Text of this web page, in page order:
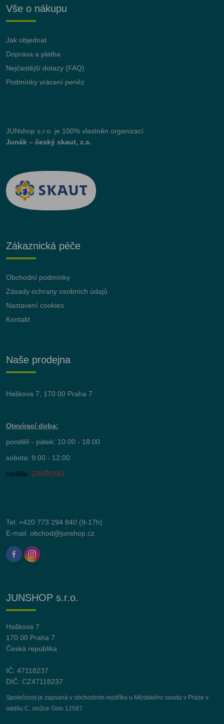
Vše o nákupu
Jak objednat
Doprava a platba
Nejčastější dotazy (FAQ)
Podmínky vrácení peněz
JUNshop s.r.o.
je 100% vlastněn organizací
Junák – český skaut, z.s.
Zákaznická péče
Obchodní podmínky
Zásady ochrany osobních údajů
Nastavení cookies
Kontakt
Naše prodejna
Haškova 7, 170 00 Praha 7
Otevírací doba:
pondělí - pátek: 10:00 - 18:00
sobota: 9:00 - 12:00
neděle: ZAVŘENO
Tel: +420 773 294 840 (9-17h)
E-mail: obchod@junshop.cz
JUNSHOP s.r.o.
Haškova 7
170 00 Praha 7
Česká republika
IČ: 47118237
DIČ: CZ47118237
Společnost je zapsaná v obchodním rejstříku u Městského soudu v Praze v
oddílu C, vložce číslo 12587.